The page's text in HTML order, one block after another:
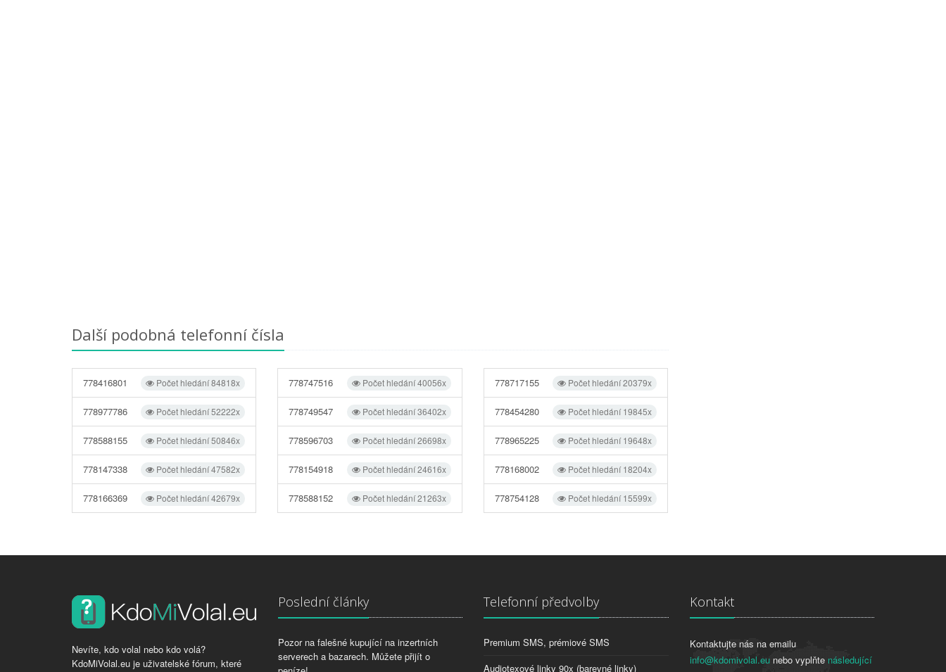
Další podobná telefonní čísla
Počet hledání 84818x
778416801
Počet hledání 52222x
778977786
Počet hledání 50846x
778588155
Počet hledání 47582x
778147338
Počet hledání 42679x
778166369
Počet hledání 40056x
778747516
Počet hledání 36402x
778749547
Počet hledání 26698x
778596703
Počet hledání 24616x
778154918
Počet hledání 21263x
778588152
Počet hledání 20379x
778717155
Počet hledání 19845x
778454280
Počet hledání 19648x
778965225
Počet hledání 18204x
778168002
Počet hledání 15599x
778754128
Nevíte, kdo volal nebo kdo volá?
KdoMiVolal.eu je uživatelské fórum, které
Poslední články
Pozor na falešné kupující na inzertních
serverech a bazarech. Můžete přijít o
Telefonní předvolby
Premium SMS, prémiové SMS
Audiotexové linky 90x (barevné linky)
Kontakt
Kontaktujte nás na emailu
info@kdomivolal.eunebo vyplňte následující